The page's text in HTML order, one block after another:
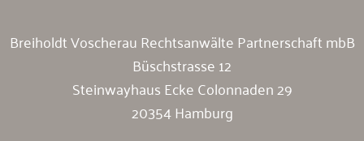
Breiholdt Voscherau Rechtsanwälte Partnerschaft mbB
Büschstrasse 12
Steinwayhaus Ecke Colonnaden 29
20354 Hamburg